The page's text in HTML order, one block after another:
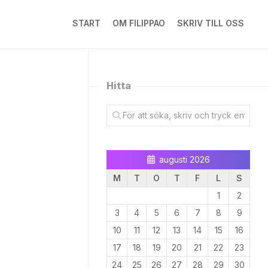
START OM FILIPPAO SKRIV TILL OSS
Hitta
augusti 2026
M
T O T F L
S
1
2
3
4 5 6 7 8
9
10
11 12 13 14 15
16
17
18 19 20 21 22
23
24
25 26 27 28 29 30